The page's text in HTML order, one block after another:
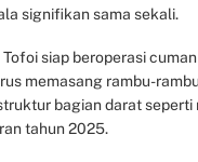
signifikan sama sekali.
siap beroperasi
memasang rambu-
bagian darat
tahun 2025.